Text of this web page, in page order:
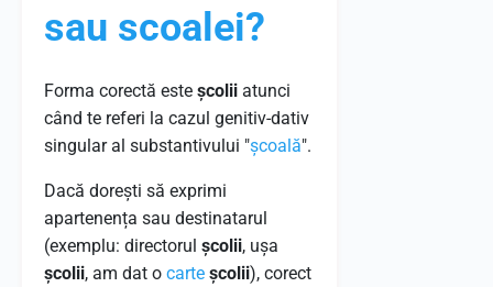
sau scoalei?
Forma corectă este școlii atunci
când te referi la cazul genitiv-dativ
singular al substantivului "școală".
Dacă dorești să exprimi
apartenența sau destinatarul
(exemplu: directorul școlii, ușa
școlii, am dat o carte școlii), corect